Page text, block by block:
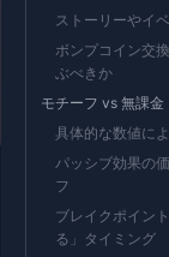
￥ 698.92
￥ 839.53
今すぐ購入
ストーリーやイ
ボンプコイン交
ぶべきか
モチーフ vs 無課金
具体的な数値に
パッシブ効果の
フ
ブレイクポイン
る」タイミング